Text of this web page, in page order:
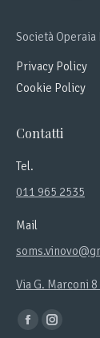
Società Operaia
Privacy Policy
Cookie Policy
Contatti
Tel.
011 965 2535
Mail
Via G. Marconi
Ci puoi trovare su:
FacebookInstagram